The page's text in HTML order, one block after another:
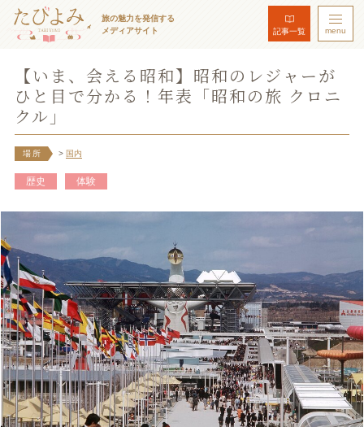
旅の魅力を発信する
メディアサイト
記事一覧 menu
【いま、会える昭和】昭和のレジャーが
ひと目で分かる！年表「昭和の旅 クロニ
クル」
場所 > 国内
歴史 体験